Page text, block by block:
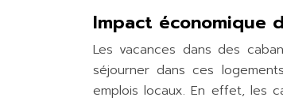
Impact économique
Les vacances dans des
séjourner dans ces
emplois locaux. En effet, les